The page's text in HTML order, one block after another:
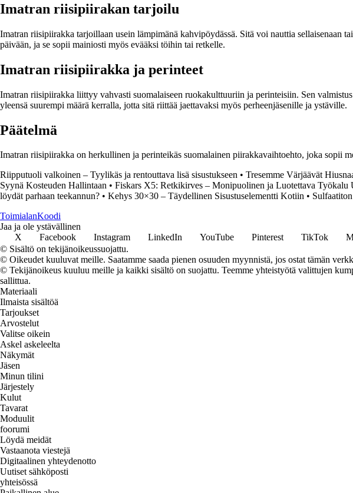
Imatran riisipiirakan tarjoilu
Imatran riisipiirakka tarjoillaan usein lämpimänä kahvipöydässä. Sitä voi nauttia sellaisenaan
päivään, ja se sopii mainiosti myös evääksi töihin tai retkelle.
Imatran riisipiirakka ja perinteet
Imatran riisipiirakka liittyy vahvasti suomalaiseen ruokakulttuuriin ja perinteisiin. Sen
yleensä suurempi määrä kerralla, jotta sitä riittää jaettavaksi myös perheenjäsenille ja ystäville.
Päätelmä
Imatran riisipiirakka on herkullinen ja perinteikäs suomalainen piirakkavaihtoehto, joka sopii
Riipputuoli valkoinen – Tyylikäs ja rentouttava lisä sisustukseen • Tresemme Värjäävät
Syynä Kosteuden Hallintaan • Fiskars X5: Retkikirves – Monipuolinen ja Luotettava Työkalu
löydät parhaan teekannun? • Kehys 30×30 – Täydellinen Sisustuselementti Kotiin •
ToimialanKoodi
Jaa ja ole ystävällinen
X
Facebook Instagram LinkedIn YouTube Pinterest TikTok
© Sisältö on tekijänoikeussuojattu.
© Oikeudet kuuluvat meille. Saatamme saada pienen osuuden myynnistä, jos ostat tämän
© Tekijänoikeus kuuluu meille ja kaikki sisältö on suojattu. Teemme yhteistyötä valittujen
sallittua.
Materiaali
Ilmaista sisältöä
Tarjoukset
Arvostelut
Valitse oikein
Askel askeleelta
Näkymät
Jäsen
Minun tilini
Järjestely
Kulut
Tavarat
Moduulit
foorumi
Löydä meidät
Vastaanota viestejä
Digitaalinen yhteydenotto
Uutiset sähköposti
yhteisössä